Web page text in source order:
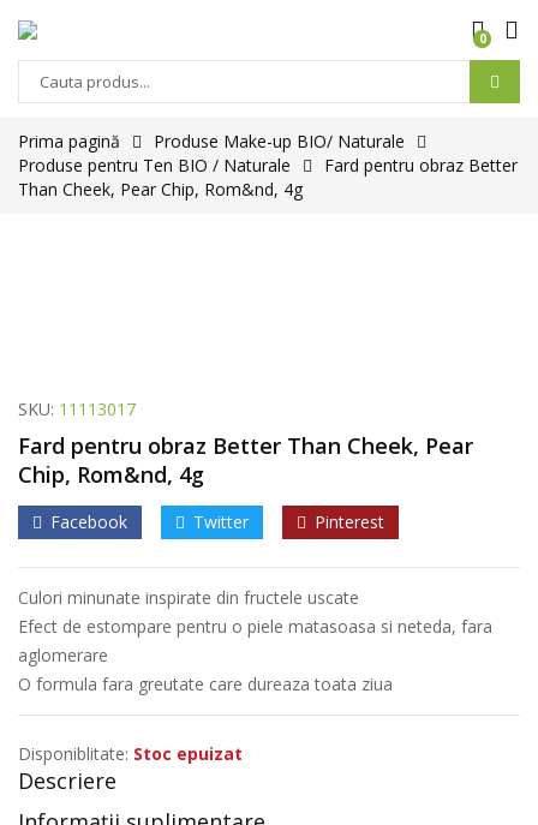
0
Prima pagină
Produse Make-up BIO/ Naturale
Produse pentru Ten BIO / Naturale
Fard pentru obraz Better
Than Cheek, Pear Chip, Rom&nd, 4g
SKU: 11113017
Fard pentru obraz Better Than Cheek, Pear
Chip, Rom&nd, 4g
Facebook Twitter Pinterest
Culori minunate inspirate din fructele uscate
Efect de estompare pentru o piele matasoasa si neteda, fara
aglomerare
O formula fara greutate care dureaza toata ziua
Disponiblitate: Stoc epuizat
Descriere